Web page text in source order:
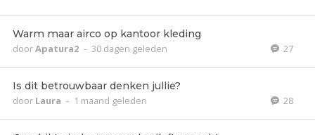
Warm maar airco op kantoor kleding
doorApatura2 - 30 dagen geleden 27
Is dit betrouwbaar denken jullie?
door Laura - 1 maand geleden 28